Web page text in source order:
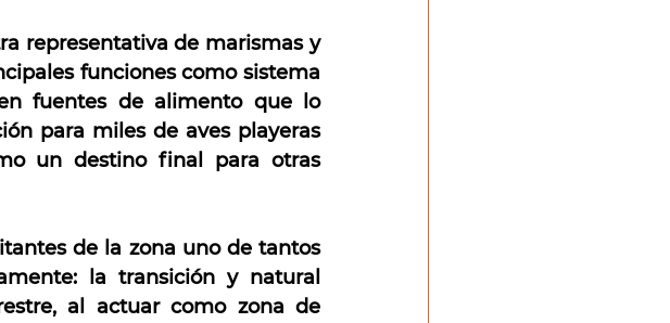
representativa de marismas y
funciones como sistema
fuentes de alimento que lo
para miles de aves playeras
un destino final para otras
de la zona uno de tantos
la transición y natural
al actuar como zona de